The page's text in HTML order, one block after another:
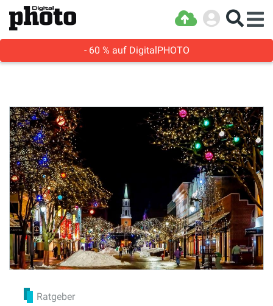
- 60 % auf DigitalPHOTO
Ratgeber